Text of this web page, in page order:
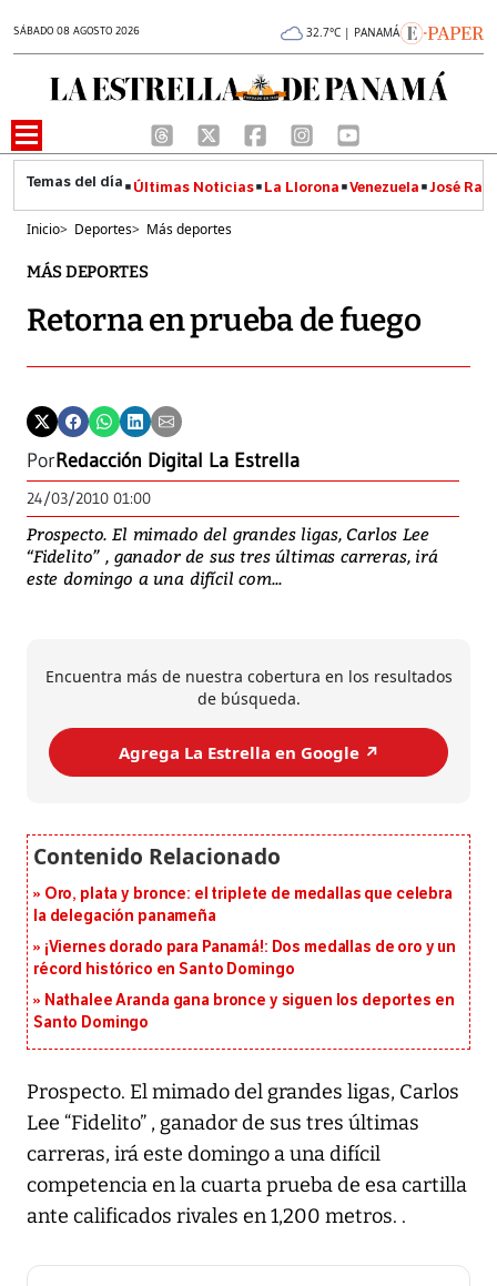
SÁBADO 08 AGOSTO 2026 32.7°C | PANAMÁ
Últimas Noticias La Llorona Venezuela José
Inicio> Deportes> Más deportes
MÁS DEPORTES
Retorna en prueba de fuego
PorRedacción Digital La Estrella
24/03/2010 01:00
Prospecto. El mimado del grandes ligas, Carlos Lee
“Fidelito” , ganador de sus tres últimas carreras, irá
este domingo a una difícil com...
Encuentra más de nuestra cobertura en los resultados
de búsqueda.
Agrega La Estrella en Google ↗️
Oro, plata y bronce: el triplete de medallas que celebra
la delegación panameña
¡Viernes dorado para Panamá!: Dos medallas de oro y un
récord histórico en Santo Domingo
Nathalee Aranda gana bronce y siguen los deportes en
Santo Domingo
Prospecto. El mimado del grandes ligas, Carlos
Lee “Fidelito” , ganador de sus tres últimas
carreras, irá este domingo a una difícil
competencia en la cuarta prueba de esa cartilla
ante calificados rivales en 1,200 metros. .